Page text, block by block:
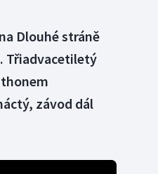
Dlouhé stráně
Třiadvacetiletý
závod dál